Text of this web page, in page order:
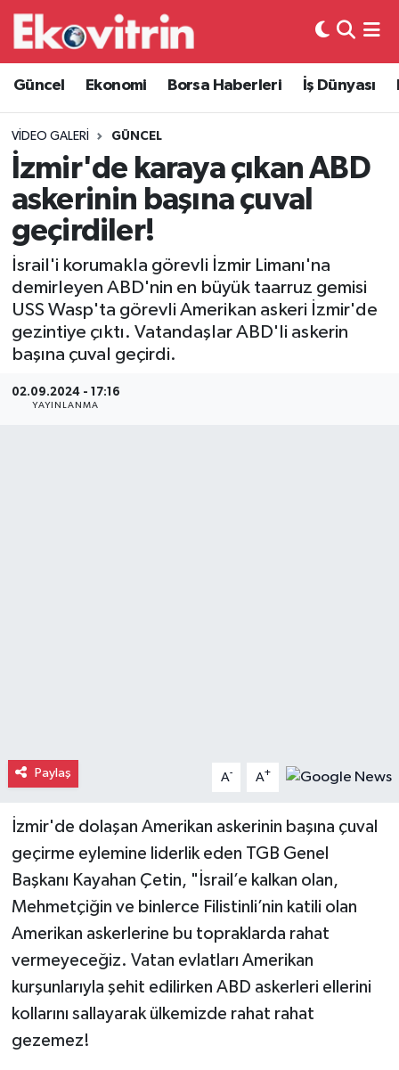
Güncel Ekonomi Borsa Haberleri İş Dünyası
VIDEO GALERI GÜNCEL
İzmir'de karaya çıkan ABD
askerinin başına çuval
geçirdiler!
İsrail'i korumakla görevli İzmir Limanı'na
demirleyen ABD'nin en büyük taarruz gemisi
USS Wasp'ta görevli Amerikan askeri İzmir'de
gezintiye çıktı. Vatandaşlar ABD'li askerin
başına çuval geçirdi.
02.09.2024 - 17:16
YAYINLANMA
Paylaş A- A+
İzmir'de dolaşan Amerikan askerinin başına çuval
geçirme eylemine liderlik eden TGB Genel
Başkanı Kayahan Çetin, "İsrail’e kalkan olan,
Mehmetçiğin ve binlerce Filistinli’nin katili olan
Amerikan askerlerine bu topraklarda rahat
vermeyeceğiz. Vatan evlatları Amerikan
kurşunlarıyla şehit edilirken ABD askerleri ellerini
kollarını sallayarak ülkemizde rahat rahat
gezemez!
Güncel
Ekonomi
Borsa Haberleri
İş Dünyası
Lojistik
Otovitrin
Asayiş
Magazin
Hava Durumu
Trafik Durumu
Süper Lig Puan Durumu ve Fikstür
Tüm Manşetler
Son Dakika Haberleri
Haber Arşivi